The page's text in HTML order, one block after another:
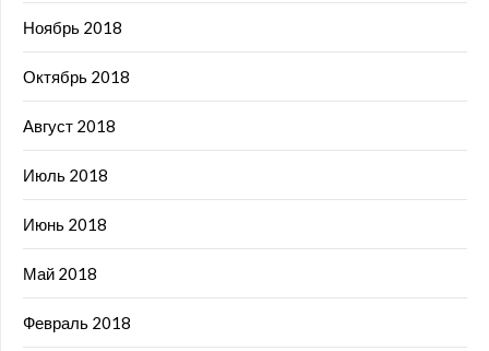
Ноябрь 2018
Октябрь 2018
Август 2018
Июль 2018
Июнь 2018
Май 2018
Февраль 2018